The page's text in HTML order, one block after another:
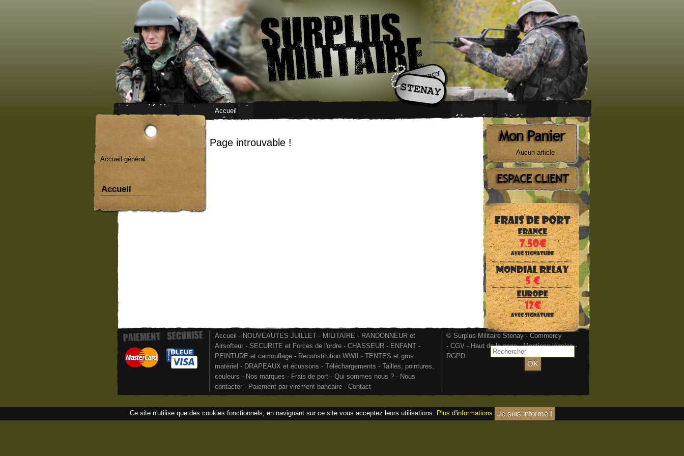
Accueil
Accueil général
Accueil
Aucun article
Page introuvable !
Accueil - NOUVEAUTES JUILLET - MILITAIRE - RANDONNEUR et
Airsofteur - SECURITE et Forces de l'ordre - CHASSEUR - ENFANT -
PEINTURE et camouflage - Reconstitution WWII - TENTES et gros
matériel - DRAPEAUX et écussons - Téléchargements - Tailles, pointures,
couleurs - Nos marques - Frais de port - Qui sommes nous ? - Nous
contacter - Paiement par virement bancaire - Contact
© Surplus Militaire Stenay - Commercy
- CGV - Haut de la page-Mentions légales-
RGPD
Ce site n'utilise que des cookies fonctionnels, en naviguant sur ce site vous acceptez leurs utilisations. Plus d'informations